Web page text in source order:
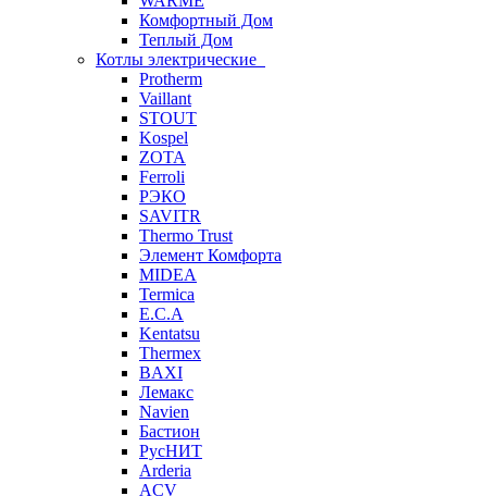
Комфортный Дом
Теплый Дом
Котлы электрические
Protherm
Vaillant
STOUT
Kospel
ZOTA
Ferroli
РЭКО
SAVITR
Thermo Trust
Элемент Комфорта
MIDEA
Termica
E.C.A
Kentatsu
Thermex
BAXI
Лемакс
Navien
Бастион
РусНИТ
Arderia
ACV